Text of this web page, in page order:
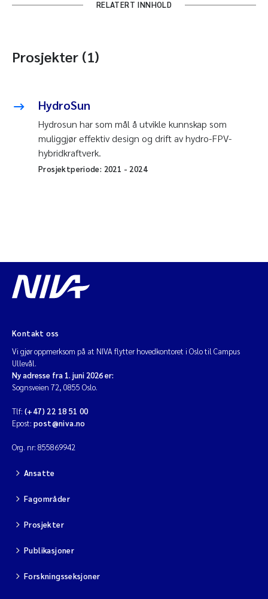
RELATERT INNHOLD
Prosjekter (1)
HydroSun
Hydrosun har som mål å utvikle kunnskap som
muliggjør effektiv design og drift av hydro-FPV-
hybridkraftverk.
Prosjektperiode: 2021 - 2024
Kontakt oss
Vi gjør oppmerksom på at NIVA flytter hovedkontoret i Oslo til Campus
Ullevål.
Ny adresse fra 1. juni 2026 er:
Sognsveien 72, 0855 Oslo.
Tlf: (+47) 22 18 51 00
Epost: post@niva.no
Org. nr: 855869942
Ansatte
Fagområder
Prosjekter
Publikasjoner
Forskningsseksjoner